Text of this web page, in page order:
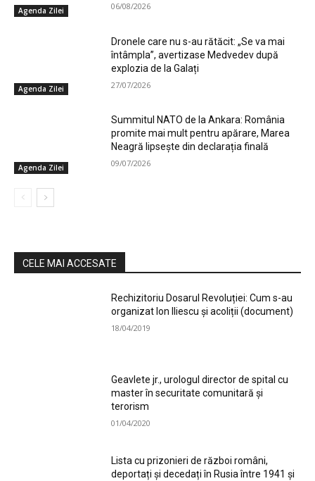
Agenda Zilei 06/08/2026
Agenda Zilei
Dronele care nu s-au rătăcit: „Se va mai
întâmpla”, avertizase Medvedev după
explozia de la Galați
27/07/2026
Agenda Zilei
Summitul NATO de la Ankara: România
promite mai mult pentru apărare, Marea
Neagră lipsește din declarația finală
09/07/2026
CELE MAI ACCESATE
Rechizitoriu Dosarul Revoluției: Cum s-au
organizat Ion Iliescu și acoliții (document)
18/04/2019
Geavlete jr., urologul director de spital cu
master în securitate comunitară și
terorism
01/04/2020
Lista cu prizonieri de război români,
deportați și decedați în Rusia între 1941 și